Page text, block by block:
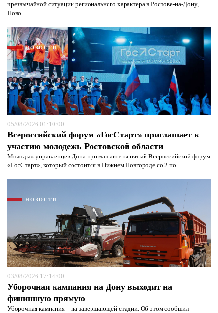
чрезвычайной ситуации регионального характера в Ростове-на-Дону,
Ново...
НОВОСТИ
05/08/2026 01:10:00
Всероссийский форум «ГосСтарт» приглашает к
участию молодежь Ростовской области
Молодых управленцев Дона приглашают на пятый Всероссийский форум
«ГосСтарт», который состоится в Нижнем Новгороде со 2 по...
НОВОСТИ
03/08/2026 17:14:00
Уборочная кампания на Дону выходит на
финишную прямую
Уборочная кампания – на завершающей стадии. Об этом сообщил